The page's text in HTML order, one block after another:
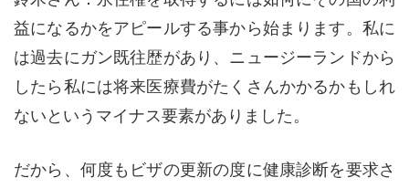
益になるかをアピールする事から始まります。私に
は過去にガン既往歴があり、ニュージーランドから
したら私には将来医療費がたくさんかかるかもしれ
ないというマイナス要素がありました。
だから、何度もビザの更新の度に健康診断を要求さ